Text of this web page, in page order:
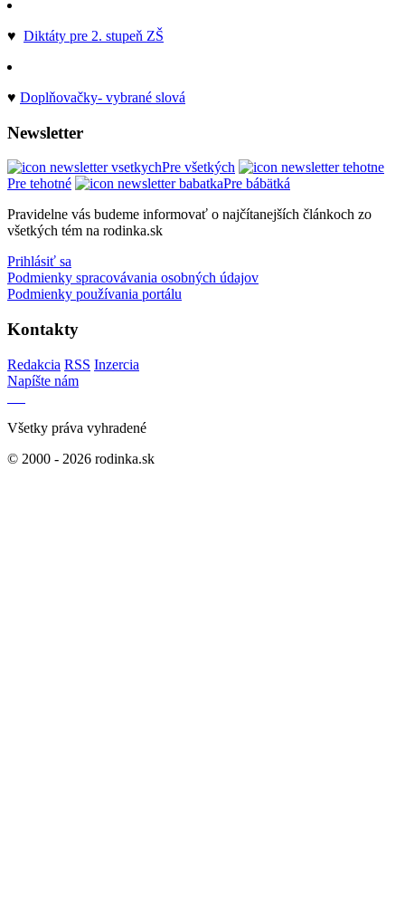
♥ Diktáty pre 2. stupeň ZŠ
♥ Doplňovačky- vybrané slová
Newsletter
Pre všetkých
Pre tehotné
Pre bábätká
Pravidelne vás budeme informovať o najčítanejších článkoch zo
všetkých tém na rodinka.sk
Prihlásiť sa
Podmienky spracovávania osobných údajov
Podmienky používania portálu
Kontakty
Redakcia RSS Inzercia
Napíšte nám
Všetky práva vyhradené
© 2000 - 2026 rodinka.sk